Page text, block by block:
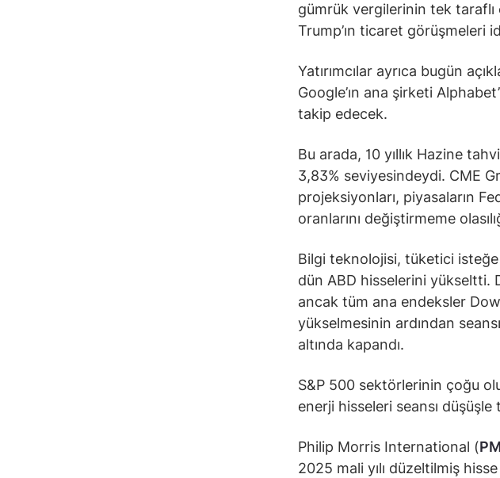
gümrük vergilerinin tek
Trump’ın ticaret görüşmeleri
Yatırımcılar ayrıca bugün
Google’ın ana şirketi
takip edecek.
Bu arada, 10 yıllık Hazine
3,83% seviyesindeydi. CME
projeksiyonları, piyasaların
oranlarını değiştirmeme
Bilgi teknolojisi, tüketici
dün ABD hisselerini yükseltti.
ancak tüm ana endeksler
yükselmesinin ardından
altında kapandı.
S&P 500 sektörlerinin çoğu
enerji hisseleri seansı düşüşle
Philip Morris International (PM
2025 mali yılı düzeltilmiş